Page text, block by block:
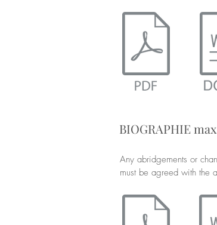
BIOGRAPHIE
Any abridgements or
must be agreed with the